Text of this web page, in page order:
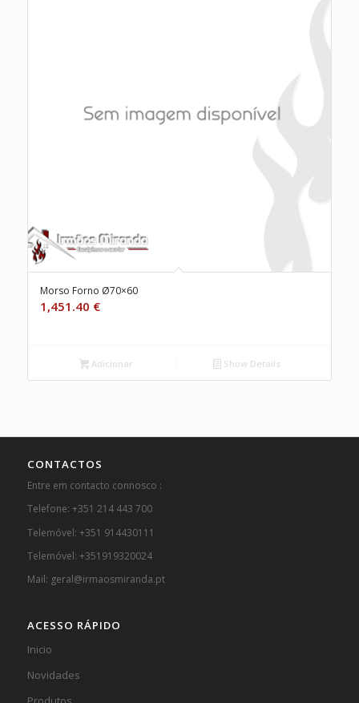
Morso Forno Ø70×60
1,451.40 €
Adicionar Show Details
CONTACTOS
Entre em contacto connosco :
Telefone: +351 214 443 700
Telemóvel: +351 914430111
Telemóvel: +351919320024
Mail: geral@irmaosmiranda.pt
ACESSO RÁPIDO
Inicio
Novidades